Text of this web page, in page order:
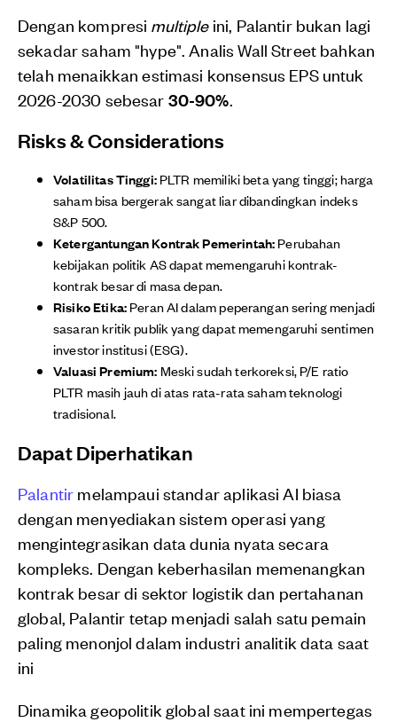
Dengan kompresi multipleini, Palantir bukan lagi
sekadar saham "hype". Analis Wall Street bahkan
telah menaikkan estimasi konsensus EPS untuk
2026-2030 sebesar 30-90%.
Risks & Considerations
Volatilitas Tinggi:PLTR memiliki beta yang tinggi; harga
saham bisa bergerak sangat liar dibandingkan indeks
S&P 500.
Ketergantungan Kontrak Pemerintah:Perubahan
kebijakan politik AS dapat memengaruhi kontrak-
kontrak besar di masa depan.
Risiko Etika:Peran AI dalam peperangan sering menjadi
sasaran kritik publik yang dapat memengaruhi sentimen
investor institusi (ESG).
Valuasi Premium: Meski sudah terkoreksi, P/E ratio
PLTR masih jauh di atas rata-rata saham teknologi
tradisional.
Dapat Diperhatikan
Palantir melampaui standar aplikasi AI biasa
dengan menyediakan sistem operasi yang
mengintegrasikan data dunia nyata secara
kompleks. Dengan keberhasilan memenangkan
kontrak besar di sektor logistik dan pertahanan
global, Palantir tetap menjadi salah satu pemain
paling menonjol dalam industri analitik data saat
ini
Dinamika geopolitik global saat ini mempertegas